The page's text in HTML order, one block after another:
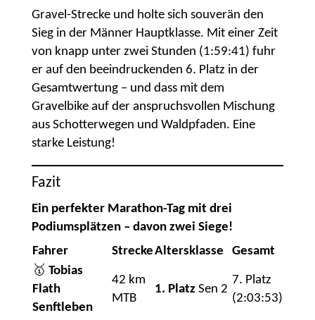
Gravel-Strecke und holte sich souverän den
Sieg in der Männer Hauptklasse. Mit einer Zeit
von knapp unter zwei Stunden (1:59:41) fuhr
er auf den beeindruckenden 6. Platz in der
Gesamtwertung – und dass mit dem
Gravelbike auf der anspruchsvollen Mischung
aus Schotterwegen und Waldpfaden. Eine
starke Leistung!
Fazit
Ein perfekter Marathon-Tag mit drei
Podiumsplätzen – davon zwei Siege!
Fahrer
StreckeAltersklasse
Gesamt
🥇 Tobias
Flath
Senftleben
42 km
MTB
1. Platz Sen 2
7. Platz
(2:03:53)